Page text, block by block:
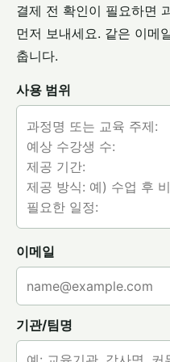
결제 전 확인이 필요하면
먼저 보내세요. 같은 이메
춥니다.
사용 범위
이메일
기관/팀명